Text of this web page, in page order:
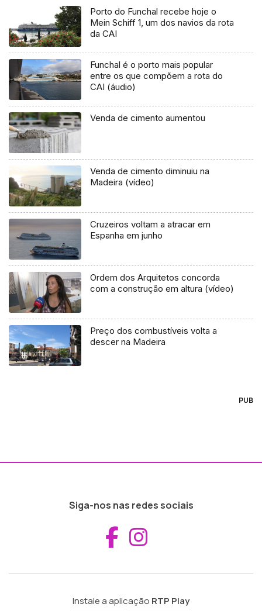
Porto do Funchal recebe hoje o
Mein Schiff 1, um dos navios da rota
da CAI
Funchal é o porto mais popular
entre os que compõem a rota do
CAI (áudio)
Venda de cimento aumentou
Venda de cimento diminuiu na
Madeira (vídeo)
Cruzeiros voltam a atracar em
Espanha em junho
Ordem dos Arquitetos concorda
com a construção em altura (vídeo)
Preço dos combustíveis volta a
descer na Madeira
PUB
Siga-nos nas redes sociais
Aceder ao
Instale a aplicação RTP Play